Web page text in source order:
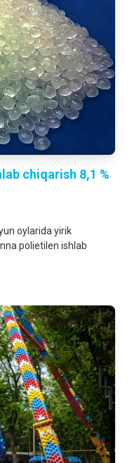
chiqarish 8,1 %
oylarida yirik
polietilen ishlab